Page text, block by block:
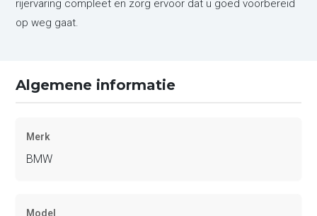
rijervaring compleet en zorg ervoor dat u goed voorbereid
op weg gaat.
Algemene informatie
Merk
BMW
Model